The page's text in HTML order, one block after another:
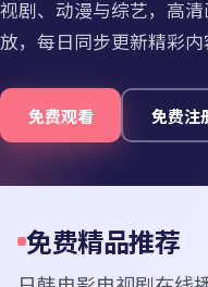
视剧、动漫与综艺，高
放，每日同步更新精彩内
免费观看 免费注
免费精品推荐